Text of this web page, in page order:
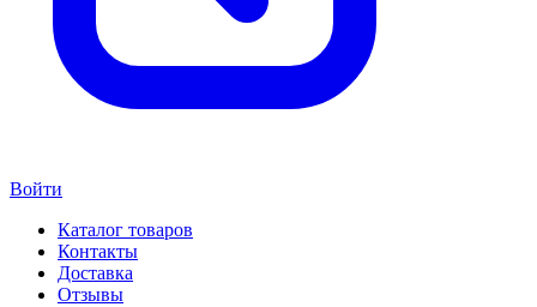
Войти
Каталог товаров
Контакты
Доставка
Отзывы